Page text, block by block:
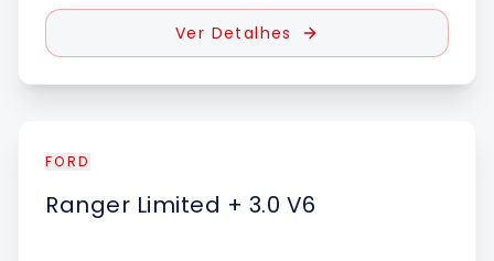
Ver Detalhes
FORD
Ranger Limited + 3.0 V6